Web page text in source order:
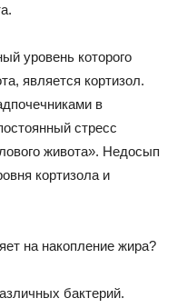
уровень которого
является кортизол.
в
стресс
живота». Недосып
кортизола и
на накопление жира?
бактерий.